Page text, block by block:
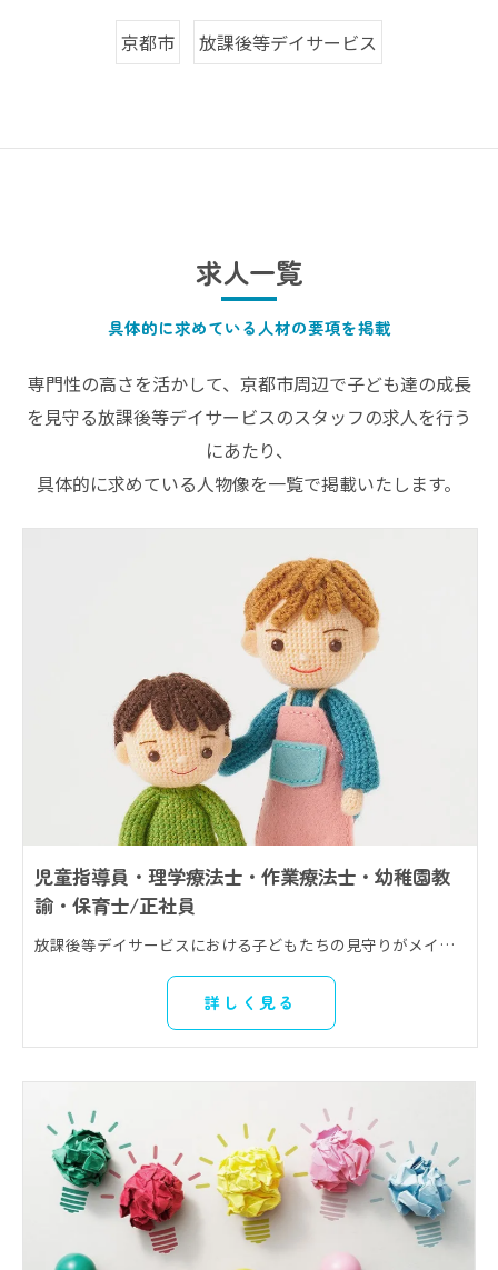
京都市 放課後等デイサービス
求人一覧
具体的に求めている人材の要項を掲載
専門性の高さを活かして、京都市周辺で子ども達の成長
を見守る放課後等デイサービスのスタッフの求人を行う
にあたり、
具体的に求めている人物像を一覧で掲載いたします。
児童指導員・理学療法士・作業療法士・幼稚園教
諭・保育士/正社員
放課後等デイサービスにおける子どもたちの見守りがメイン。 送迎や療育なども行っていただきます！
詳しく見る